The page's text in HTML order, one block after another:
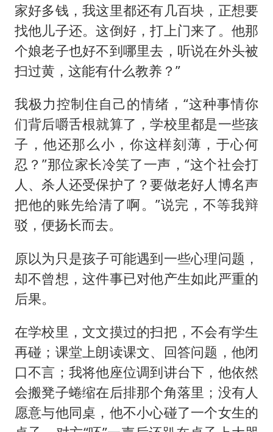
家好多钱，我这里都还有几百块，正想要
找他儿子还。这倒好，打上门来了。他那
个娘老子也好不到哪里去，听说在外头被
扫过黄，这能有什么教养？”
我极力控制住自己的情绪，“这种事情你
们背后嚼舌根就算了，学校里都是一些孩
子，他还那么小，你这样刻薄，于心何
忍？”那位家长冷笑了一声，“这个社会打
人、杀人还受保护了？要做老好人博名声
把他的账先给清了啊。”说完，不等我辩
驳，便扬长而去。
原以为只是孩子可能遇到一些心理问题，
却不曾想，这件事已对他产生如此严重的
后果。
在学校里，文文摸过的扫把，不会有学生
再碰；课堂上朗读课文、回答问题，他闭
口不言；我将他座位调到讲台下，他依然
会搬凳子蜷缩在后排那个角落里；没有人
愿意与他同桌，他不小心碰了一个女生的